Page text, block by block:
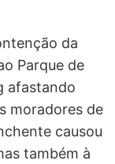
da
Parque de
afastando
moradores de
causou
também à